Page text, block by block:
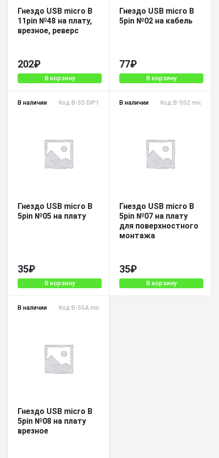
Гнездо USB micro B
11pin №48 на плату,
врезное, реверс
202₽
В корзину
Гнездо USB micro B
5pin №02 на кабель
77₽
В корзину
В наличии Код B-5S DIP1 micro
Гнездо USB micro B
5pin №05 на плату
35₽
В корзину
В наличии Код B-5S2 micro
Гнездо USB micro B
5pin №07 на плату
для поверхностного
монтажа
35₽
В корзину
В наличии Код B-5SA micro
Гнездо USB micro B
5pin №08 на плату
врезное